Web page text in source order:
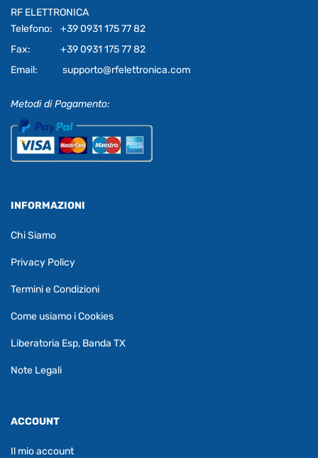
RF ELETTRONICA
Telefono:
+39 0931 175 77 82
Fax:
+39 0931 175 77 82
Email:
supporto@rfelettronica.com
Metodi di Pagamento:
INFORMAZIONI
Chi Siamo
Privacy Policy
Termini e Condizioni
Come usiamo i Cookies
Liberatoria Esp, Banda TX
Note Legali
ACCOUNT
Il mio account